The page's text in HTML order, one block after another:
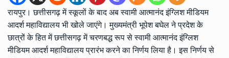
रायपुर। छत्तीसगढ़ में स्कूलों के बाद अब स्वामी आत्मानंद इंग्लिश मीडियम
आदर्श महाविद्यालय भी खोले जाएंगे। मुख्यमंत्री भूपेश बघेल ने प्रदेश के
छात्रों के हित में छत्तीसगढ़ में चरणबद्ध रूप से स्वामी आत्मानंद इंग्लिश
मीडियम आदर्श महाविद्यालय प्रारंभ करने का निर्णय लिया है। इस निर्णय से